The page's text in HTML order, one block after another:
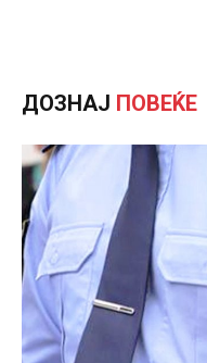
ДОЗНАЈ ПОВЕЌЕ